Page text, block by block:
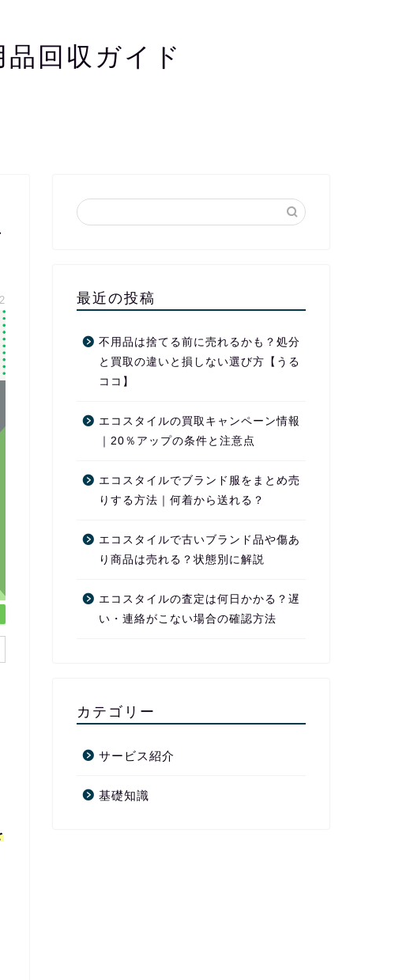
回収ガイド
最近の投稿
不用品は捨てる前に売れるかも？処分
と買取の違いと損しない選び方【うる
ココ】
エコスタイルの買取キャンペーン情報
｜20％アップの条件と注意点
エコスタイルでブランド服をまとめ売
りする方法｜何着から送れる？
エコスタイルで古いブランド品や傷あ
り商品は売れる？状態別に解説
エコスタイルの査定は何日かかる？遅
い・連絡がこない場合の確認方法
カテゴリー
サービス紹介
基礎知識